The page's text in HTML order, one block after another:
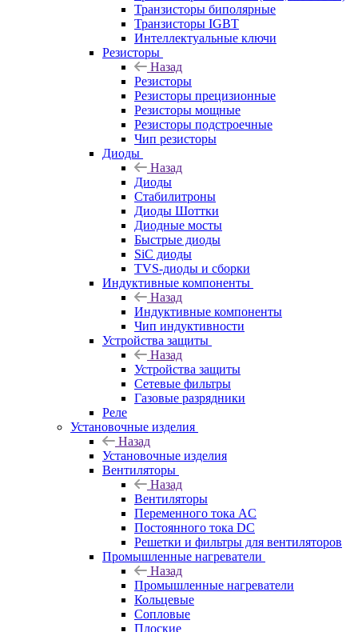
Транзисторы биполярные
Транзисторы IGBT
Интеллектуальные ключи
Резисторы
Назад
Резисторы
Резисторы прецизионные
Резисторы мощные
Резисторы подстроечные
Чип резисторы
Диоды
Назад
Диоды
Стабилитроны
Диоды Шоттки
Диодные мосты
Быстрые диоды
SiC диоды
TVS-диоды и сборки
Индуктивные компоненты
Назад
Индуктивные компоненты
Чип индуктивности
Устройства защиты
Назад
Устройства защиты
Сетевые фильтры
Газовые разрядники
Реле
Установочные изделия
Назад
Установочные изделия
Вентиляторы
Назад
Вентиляторы
Переменного тока AC
Постоянного тока DC
Решетки и фильтры для вентиляторов
Промышленные нагреватели
Назад
Промышленные нагреватели
Кольцевые
Сопловые
Плоские